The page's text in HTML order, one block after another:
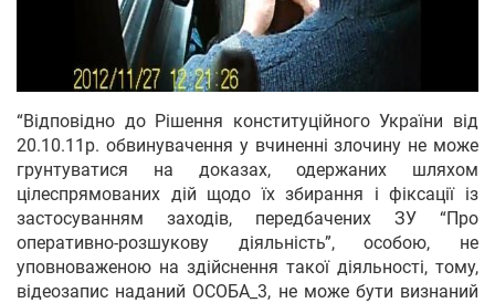
“Відповідно до Рішення конституційного України від
20.10.11р. обвинувачення у вчиненні злочину не може
грунтуватися на доказах, одержаних шляхом
цілеспрямованих дій щодо їх збирання і фіксації із
застосуванням заходів, передбачених ЗУ “Про
оперативно-розшукову діяльність”, особою, не
уповноваженою на здійснення такої діяльності, тому,
відеозапис наданий ОСОБА_3, не може бути визнаний